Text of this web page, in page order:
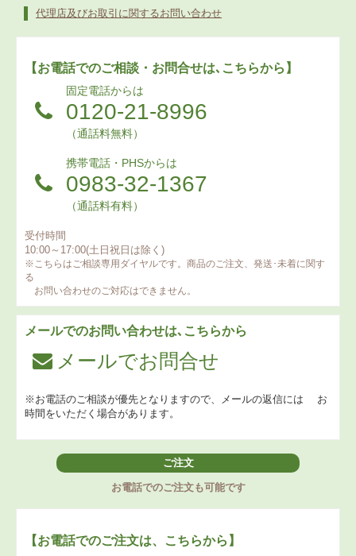
代理店及びお取引に関するお問い合わせ
【お電話でのご相談・お問合せは､こちらから】
固定電話からは
0120-21-8996
（通話料無料）
携帯電話・PHSからは
0983-32-1367
（通話料有料）
受付時間
10:00～17:00(土日祝日は除く)
※こちらはご相談専用ダイヤルです。商品のご注文、発送･未着に関す
る
お問い合わせのご対応はできません。
メールでのお問い合わせは､こちらから
メールでお問合せ
※お電話のご相談が優先となりますので、メールの返信には お
時間をいただく場合があります。
ご注文
お電話でのご注文も可能です
【お電話でのご注文は、こちらから】